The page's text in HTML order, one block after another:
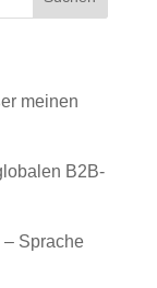
meinen
B2B-
– Sprache